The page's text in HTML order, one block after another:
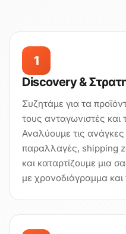
1
Discovery &
Συζητάμε για τα
τους ανταγωνιστές
Αναλύουμε τις
παραλλαγές, shipping
και καταρτίζουμε μια
με χρονοδιάγραμμα